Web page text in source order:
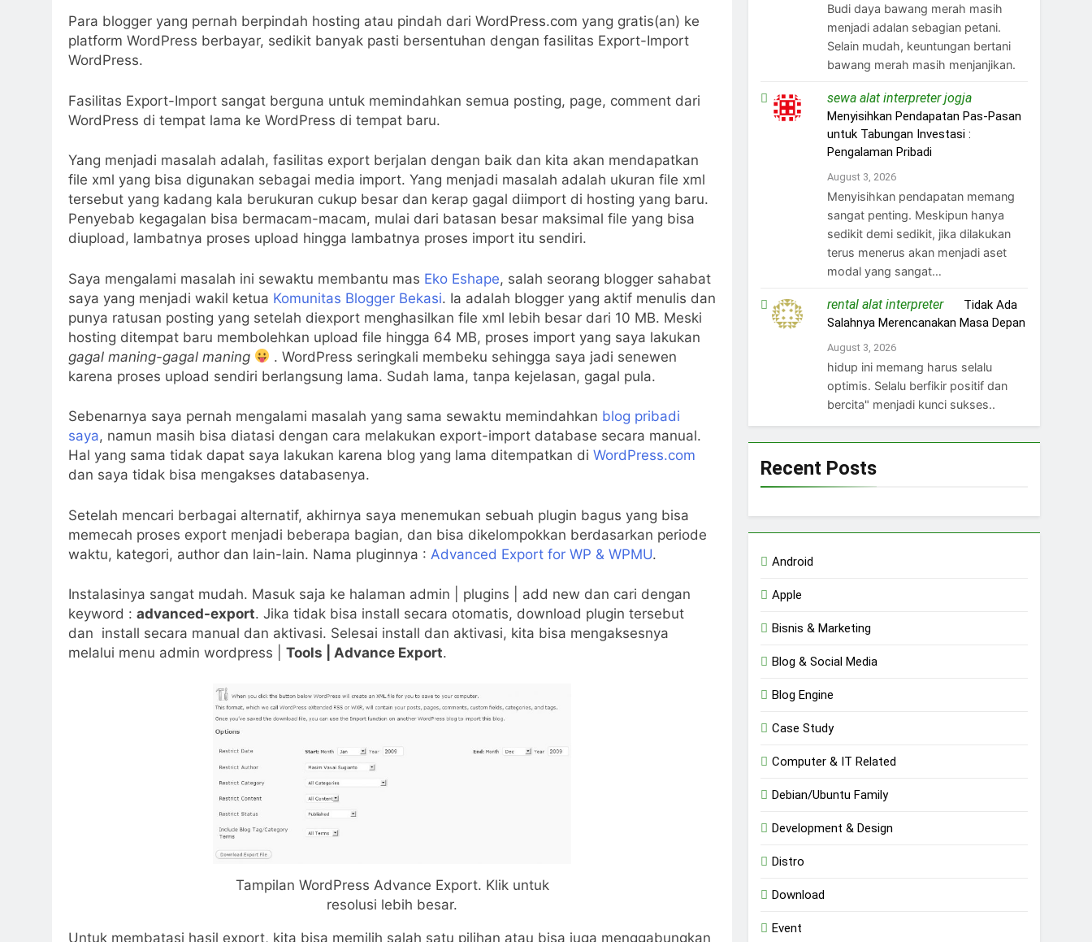
Para blogger yang pernah berpindah hosting atau pindah dari WordPress.com yang gratis(an) ke
platform WordPress berbayar, sedikit banyak pasti bersentuhan dengan fasilitas Export-Import
WordPress.
Fasilitas Export-Import sangat berguna untuk memindahkan semua posting, page, comment dari
WordPress di tempat lama ke WordPress di tempat baru.
Yang menjadi masalah adalah, fasilitas export berjalan dengan baik dan kita akan mendapatkan
file xml yang bisa digunakan sebagai media import. Yang menjadi masalah adalah ukuran file xml
tersebut yang kadang kala berukuran cukup besar dan kerap gagal diimport di hosting yang baru.
Penyebab kegagalan bisa bermacam-macam, mulai dari batasan besar maksimal file yang bisa
diupload, lambatnya proses upload hingga lambatnya proses import itu sendiri.
Saya mengalami masalah ini sewaktu membantu mas Eko Eshape, salah seorang blogger sahabat
saya yang menjadi wakil ketua Komunitas Blogger Bekasi. Ia adalah blogger yang aktif menulis dan
punya ratusan posting yang setelah diexport menghasilkan file xml lebih besar dari 10 MB. Meski
hosting ditempat baru membolehkan upload file hingga 64 MB, proses import yang saya lakukan
gagal maning-gagal maning
. WordPress seringkali membeku sehingga saya jadi senewen
karena proses upload sendiri berlangsung lama. Sudah lama, tanpa kejelasan, gagal pula.
Sebenarnya saya pernah mengalami masalah yang sama sewaktu memindahkan blog pribadi
saya, namun masih bisa diatasi dengan cara melakukan export-import database secara manual.
Hal yang sama tidak dapat saya lakukan karena blog yang lama ditempatkan di WordPress.com
dan saya tidak bisa mengakses databasenya.
Setelah mencari berbagai alternatif, akhirnya saya menemukan sebuah plugin bagus yang bisa
memecah proses export menjadi beberapa bagian, dan bisa dikelompokkan berdasarkan periode
waktu, kategori, author dan lain-lain. Nama pluginnya : Advanced Export for WP & WPMU.
Instalasinya sangat mudah. Masuk saja ke halaman admin | plugins | add new dan cari dengan
keyword : advanced-export. Jika tidak bisa install secara otomatis, download plugin tersebut
dan install secara manual dan aktivasi. Selesai install dan aktivasi, kita bisa mengaksesnya
melalui menu admin wordpress | Tools | Advance Export.
Tampilan WordPress Advance Export. Klik untuk
resolusi lebih besar.
Untuk membatasi hasil export, kita bisa memilih salah satu pilihan atau bisa juga menggabungkan
Budi daya bawang merah masih
menjadi adalan sebagian petani.
Selain mudah, keuntungan bertani
bawang merah masih menjanjikan.
sewa alat interpreter jogjaon
Menyisihkan Pendapatan Pas-Pasan
untuk Tabungan Investasi :
Pengalaman Pribadi
August 3, 2026
Menyisihkan pendapatan memang
sangat penting. Meskipun hanya
sedikit demi sedikit, jika dilakukan
terus menerus akan menjadi aset
modal yang sangat…
rental alat interpreteron Tidak Ada
Salahnya Merencanakan Masa Depan
August 3, 2026
hidup ini memang harus selalu
optimis. Selalu berfikir positif dan
bercita" menjadi kunci sukses..
Recent Posts
Android
Apple
Bisnis & Marketing
Blog & Social Media
Blog Engine
Case Study
Computer & IT Related
Debian/Ubuntu Family
Development & Design
Distro
Download
Event